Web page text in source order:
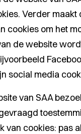
Verder maakt
cookies om het
de website
social media
van SAA
van cookies: pas